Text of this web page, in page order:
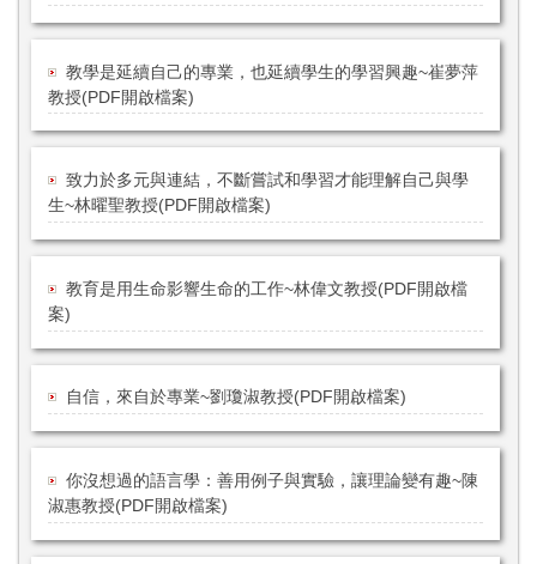
教學是延續自己的專業，也延續學生的學習興趣~崔夢萍
教授(PDF開啟檔案)
致力於多元與連結，不斷嘗試和學習才能理解自己與學
生~林曜聖教授(PDF開啟檔案)
教育是用生命影響生命的工作~林偉文教授(PDF開啟檔
案)
自信，來自於專業~劉瓊淑教授(PDF開啟檔案)
你沒想過的語言學：善用例子與實驗，讓理論變有趣~陳
淑惠教授(PDF開啟檔案)